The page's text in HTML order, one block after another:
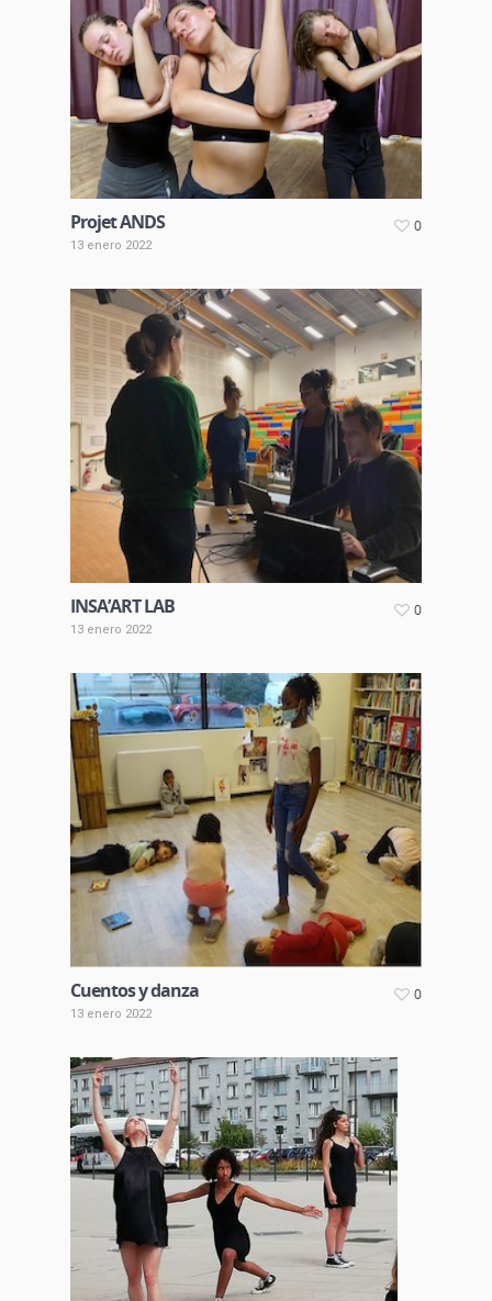
Projet ANDS
13 enero 2022
0
INSA’ART LAB
13 enero 2022
0
Cuentos y danza
13 enero 2022
0